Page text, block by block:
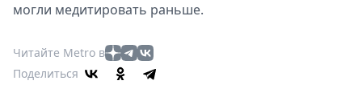
могли медитировать раньше.
Читайте Metro в
Поделиться